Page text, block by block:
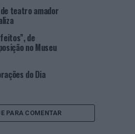
pela mudança climática.
a população mais
a possibilidade de eventos
de hábitos de segurança
a exposição, foi
de informação por todos os
teatro amador
de
no Museu
do Dia
PARA COMENTAR